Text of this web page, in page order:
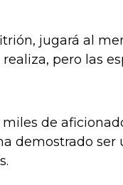
jugará al
pero las
de
demostrado